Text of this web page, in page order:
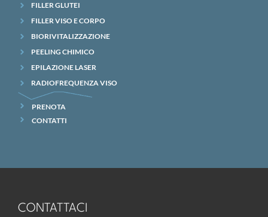
FILLER GLUTEI
FILLER VISO E CORPO
BIORIVITALIZZAZIONE
PEELING CHIMICO
EPILAZIONE LASER
RADIOFREQUENZA VISO
PRENOTA
CONTATTI
CONTATTACI